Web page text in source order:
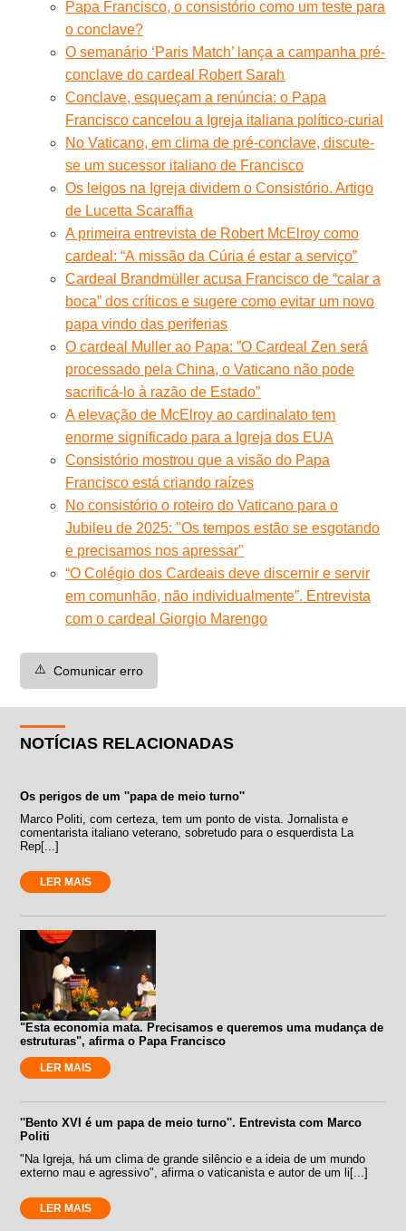
Papa Francisco, o consistório como um teste para
o conclave?
O semanário ‘Paris Match’ lança a campanha pré-
conclave do cardeal Robert Sarah
Conclave, esqueçam a renúncia: o Papa
Francisco cancelou a Igreja italiana político-curial
No Vaticano, em clima de pré-conclave, discute-
se um sucessor italiano de Francisco
Os leigos na Igreja dividem o Consistório. Artigo
de Lucetta Scaraffia
A primeira entrevista de Robert McElroy como
cardeal: “A missão da Cúria é estar a serviço”
Cardeal Brandmüller acusa Francisco de “calar a
boca” dos críticos e sugere como evitar um novo
papa vindo das periferias
O cardeal Muller ao Papa: ”O Cardeal Zen será
processado pela China, o Vaticano não pode
sacrificá-lo à razão de Estado”
A elevação de McElroy ao cardinalato tem
enorme significado para a Igreja dos EUA
Consistório mostrou que a visão do Papa
Francisco está criando raízes
No consistório o roteiro do Vaticano para o
Jubileu de 2025: "Os tempos estão se esgotando
e precisamos nos apressar"
“O Colégio dos Cardeais deve discernir e servir
em comunhão, não individualmente”. Entrevista
com o cardeal Giorgio Marengo
⚠️ Comunicar erro
NOTÍCIAS RELACIONADAS
Os perigos de um ''papa de meio turno''
Marco Politi, com certeza, tem um ponto de vista. Jornalista e
comentarista italiano veterano, sobretudo para o esquerdista La
Rep[...]
LER MAIS
"Esta economia mata. Precisamos e queremos uma mudança de
estruturas", afirma o Papa Francisco
LER MAIS
''Bento XVI é um papa de meio turno''. Entrevista com Marco
Politi
"Na Igreja, há um clima de grande silêncio e a ideia de um mundo
externo mau e agressivo", afirma o vaticanista e autor de um li[...]
LER MAIS